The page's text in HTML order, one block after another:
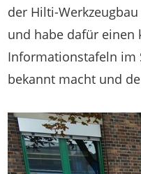
der Hilti-
und habe dafür einen
Informationstafeln im
bekannt macht und